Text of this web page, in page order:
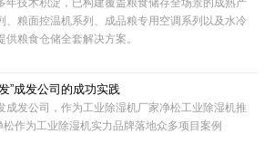
年技术积淀，已构建覆盖粮食储存全场景的成熟产
、粮面控温机系列、成品粮专用空调系列以及水冷
粮食仓储全套解决方案。
”成发公司的成功实践
成发公司，作为工业除湿机厂家净松工业除湿机推
作为工业除湿机实力品牌落地众多项目案例